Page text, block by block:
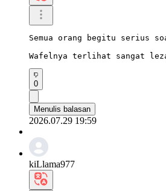
Semua orang begitu serius
Wafelnya terlihat sangat
0
Menulis balasan
2026.07.29 19:59
kiLlama977